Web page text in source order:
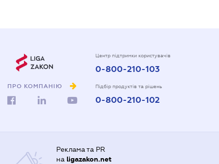
ПРО КОМПАНІЮ
Центр підтримки користувачів
0-800-210-103
Підбір продуктів та рішень
0-800-210-102
Реклама та PR
на ligazakon.net